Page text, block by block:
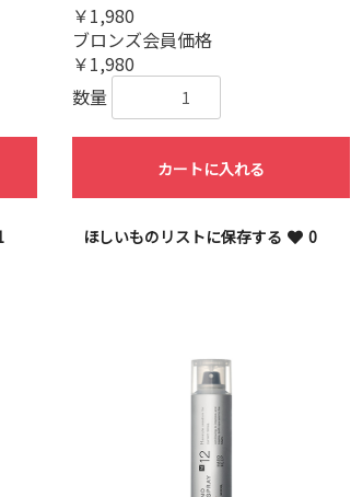
￥1,980
ブロンズ会員価格
￥1,980
数量
カートに入れる
ほしいものリストに保存する 0